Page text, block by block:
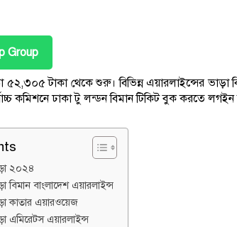
Group
৫২,৩০৫ টাকা থেকে শুরু। বিভিন্ন এয়ারলাইন্সের
কমিশনে ঢাকা টু লন্ডন বিমান টিকিট বুক করতে
২০২৪
বিমান বাংলাদেশ এয়ারলাইন্স
কাতার এয়ারওয়েজ
এমিরেটস এয়ারলাইন্স